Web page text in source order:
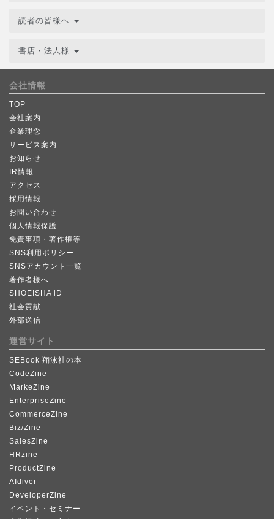
読者の皆様へ
書店・法人様
会社情報
TOP
会社案内
企業理念
サービス案内
お知らせ
IR情報
アクセス
採用情報
お問い合わせ
個人情報保護
免責事項・著作権等
SNS利用ポリシー
SNSアカウント一覧
著作者様へ
SHOEISHA iD
社会貢献
外部送信
運営サイト
SEBook 翔泳社の本
CodeZine
MarkeZine
EnterpriseZine
CommerceZine
Biz/Zine
SalesZine
HRzine
ProductZine
AIdiver
DeveloperZine
イベント・セミナー